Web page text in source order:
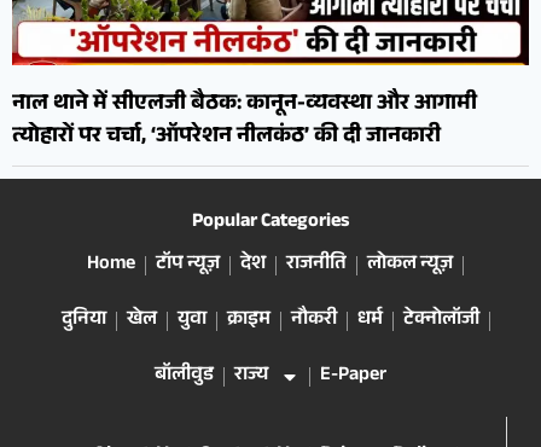
नाल थाने में सीएलजी बैठक: कानून-व्यवस्था और आगामी
त्योहारों पर चर्चा, ‘ऑपरेशन नीलकंठ’ की दी जानकारी
Popular Categories
Home
टॉप न्यूज़ देश राजनीति
लोकल न्यूज़
दुनिया
खेल युवा क्राइम नौकरी धर्म
टेक्नोलॉजी
बॉलीवुड
राज्य E-Paper